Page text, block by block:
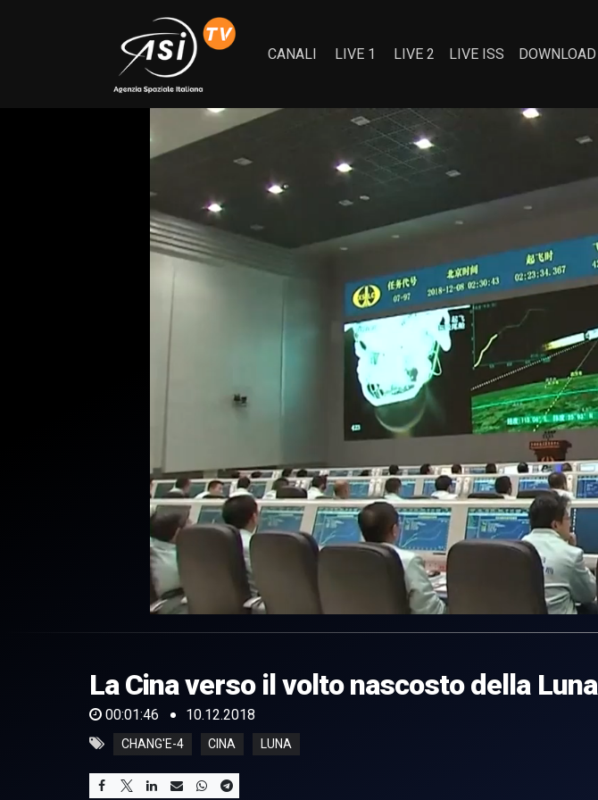
CANALI LIVE 1 LIVE 2 LIVE ISS DOWNLOAD
of
46
secondsVolume
0%
La Cina verso il volto nascosto della Luna
00:01:46 10.12.2018
CHANG'E-4 CINA LUNA